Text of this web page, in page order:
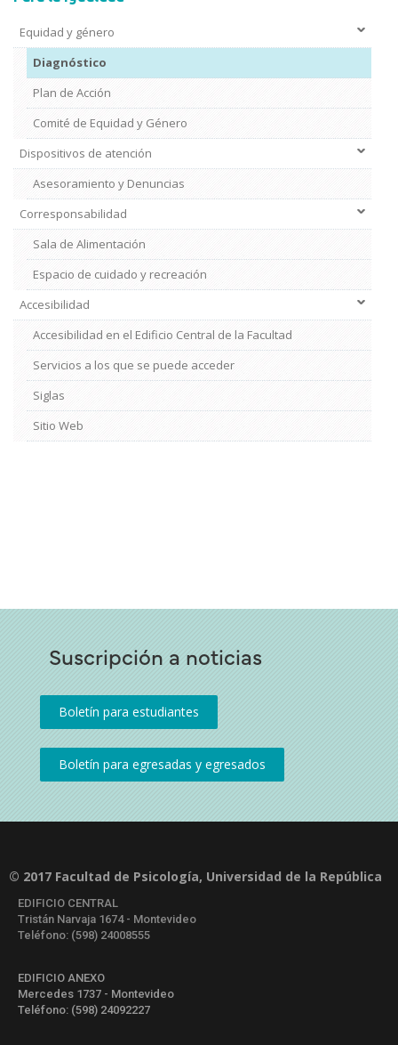
Equidad y género
Diagnóstico
Plan de Acción
Comité de Equidad y Género
Dispositivos de atención
Asesoramiento y Denuncias
Corresponsabilidad
Sala de Alimentación
Espacio de cuidado y recreación
Accesibilidad
Accesibilidad en el Edificio Central de la Facultad
Servicios a los que se puede acceder
Siglas
Sitio Web
Suscripción a noticias
© 2017 Facultad de Psicología, Universidad de la República
EDIFICIO CENTRAL
Tristán Narvaja 1674 - Montevideo
Teléfono: (598) 24008555
EDIFICIO ANEXO
Mercedes 1737 - Montevideo
Teléfono: (598) 24092227